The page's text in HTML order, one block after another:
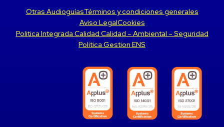
Otras AudioguíasTérminos y condiciones generales
Aviso LegalCookies
Politica Integrada Calidad Calidad – Ambiental – Seguridad
Politica Gestion ENS